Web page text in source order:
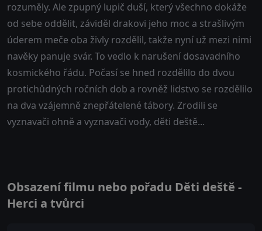
rozuměly. Ale zpupný lupič duší, který všechno dokáže
od sebe oddělit, záviděl drakovi jeho moc a strašlivým
úderem meče oba živly rozdělil, takže nyní už mezi nimi
navěky panuje svár. To vedlo k narušení dosavadního
kosmického řádu. Počasí se hned rozdělilo do dvou
protichůdných ročních dob a rovněž lidstvo se rozdělilo
na dva vzájemně znepřátelené tábory. Zrodili se
vyznavači ohně a vyznavači vody, děti deště...
Obsazení filmu nebo pořadu Děti deště -
Herci a tvůrci